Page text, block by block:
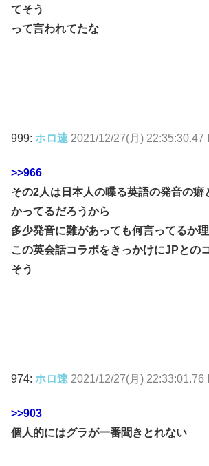
てそう
って言われてたな
999: ホロ速 2021/12/27(月) 22:35:30.47
>>966
その2人は日本人の喋る英語の発音の癖
かってるだろうから
多少発音に難があっても何言ってるか
この英会話コラボをきっかけにJPとの
そう
974: ホロ速 2021/12/27(月) 22:33:01.76
>>903
個人的にはグラが一番聞きとれない